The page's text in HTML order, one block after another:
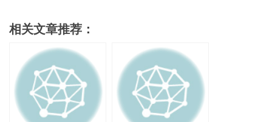
相关文章推荐：